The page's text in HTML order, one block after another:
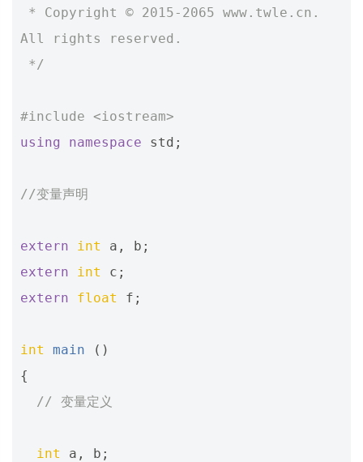
All rights reserved.
*/
#include <iostream>
using
namespace std ;
//变量声明
extern int a , b ;
extern
int c ;
extern
float f ;
int main
()
{
// 变量定义
int a , b ;